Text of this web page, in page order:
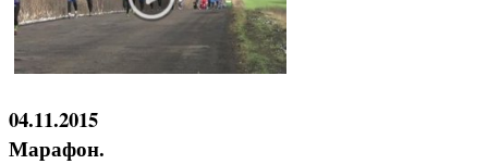
04.11.2015
Марафон.